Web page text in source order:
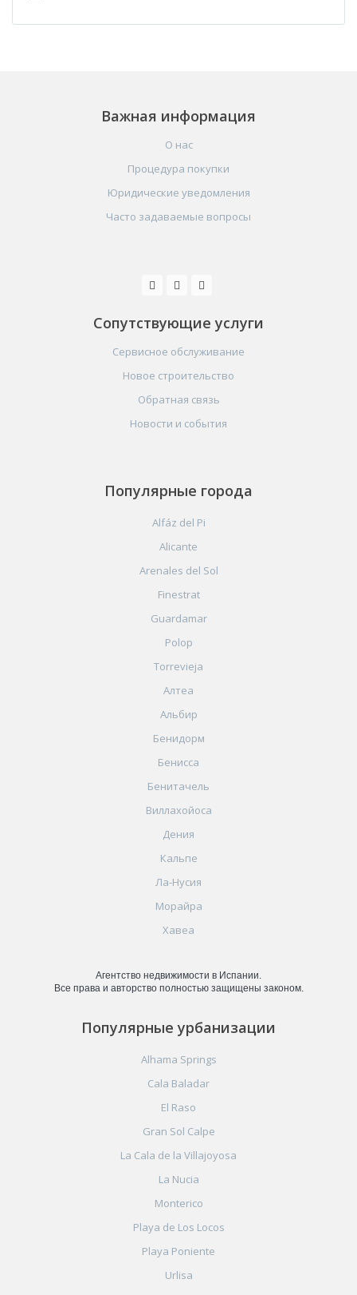
Важная информация
О нас
Процедура покупки
Юридические уведомления
Часто задаваемые вопросы
Сопутствующие услуги
Сервисное обслуживание
Новое строительство
Обратная связь
Новости и события
Популярные города
Alfáz del Pi
Alicante
Arenales del Sol
Finestrat
Guardamar
Polop
Torrevieja
Алтеа
Альбир
Бенидорм
Бенисса
Бенитачель
Виллахойоса
Дения
Кальпе
Ла-Нусия
Морайра
Хавеа
Агентство недвижимости в Испании.
Все права и авторство полностью защищены законом.
Популярные урбанизации
Alhama Springs
Cala Baladar
El Raso
Gran Sol Calpe
La Cala de la Villajoyosa
La Nucia
Monterico
Playa de Los Locos
Playa Poniente
Urlisa